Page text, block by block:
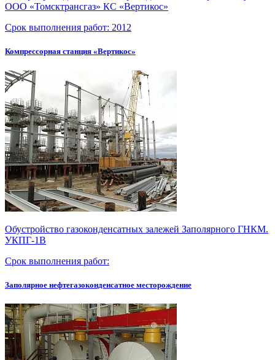
ООО «Томсктрансгаз» КС «Вертикос»
Срок выполнения работ: 2012
Компрессорная станция «Вертикос»
Обустройство газоконденсатных залежей Заполярного ГНКМ.
УКПГ-1В
Срок выполнения работ:
Заполярное нефтегазоконденсатное месторождение